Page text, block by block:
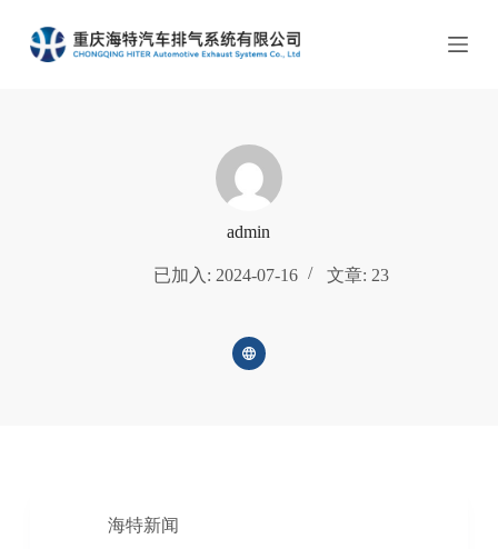
过
admin
已加入: 2024-07-16 文章: 23
海特新闻